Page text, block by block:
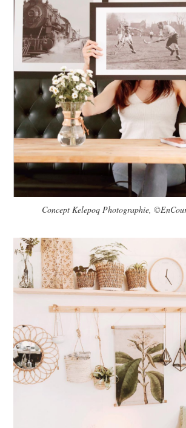
Concept Kelepoq Photographie,